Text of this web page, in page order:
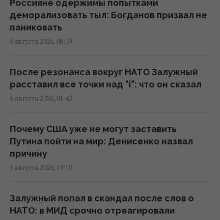
Действительно ли семейная упаковка
выгодна: эксперты раскрыли неочевидный
нюанс
"Укрзализныця" меняет маршруты ряда
поездов
В Украине стремительно дорожает
аренда: Киев среди лидеров
13:51 пятница, 07 августа 2026
В Украине выпустят памятную монету в
честь Иоанна Павла II
Россияне одержимы попытками
деморализовать тыл: Богданов призвал не
паниковать
6 августа 2026, 08:39
После резонанса вокруг НАТО Залужный
расставил все точки над "i": что он сказал
6 августа 2026, 01:43
Почему США уже не могут заставить
Путина пойти на мир: Денисенко назвал
причину
5 августа 2026, 19:10
Залужный попал в скандал после слов о
НАТО: в МИД срочно отреагировали